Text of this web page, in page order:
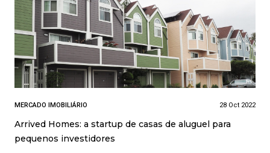
MERCADO IMOBILIÁRIO 28 Oct 2022
Arrived Homes: a startup de casas de aluguel para
pequenos investidores